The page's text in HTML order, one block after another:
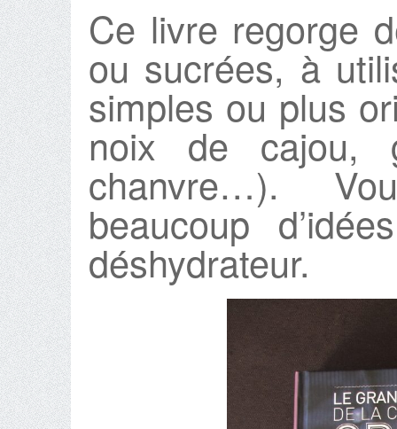
Ce livre regorge
ou sucrées, à
simples ou plus
noix de cajou,
chanvre…).
beaucoup
déshydrateur.